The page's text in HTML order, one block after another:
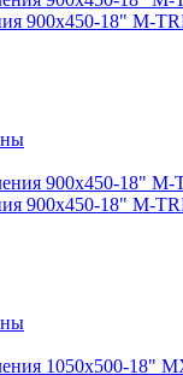
900х450-18" M-
900х450-18" M-